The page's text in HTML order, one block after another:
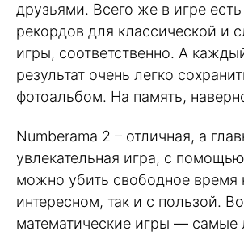
друзьями. Всего же в игре
рекордов для классической и
игры, соответственно. А
результат очень легко
фотоальбом. На память,
Numberama 2 – отличная, а
увлекательная игра, с
можно убить свободное время
интересном, так и с пользой.
математические игры — самые